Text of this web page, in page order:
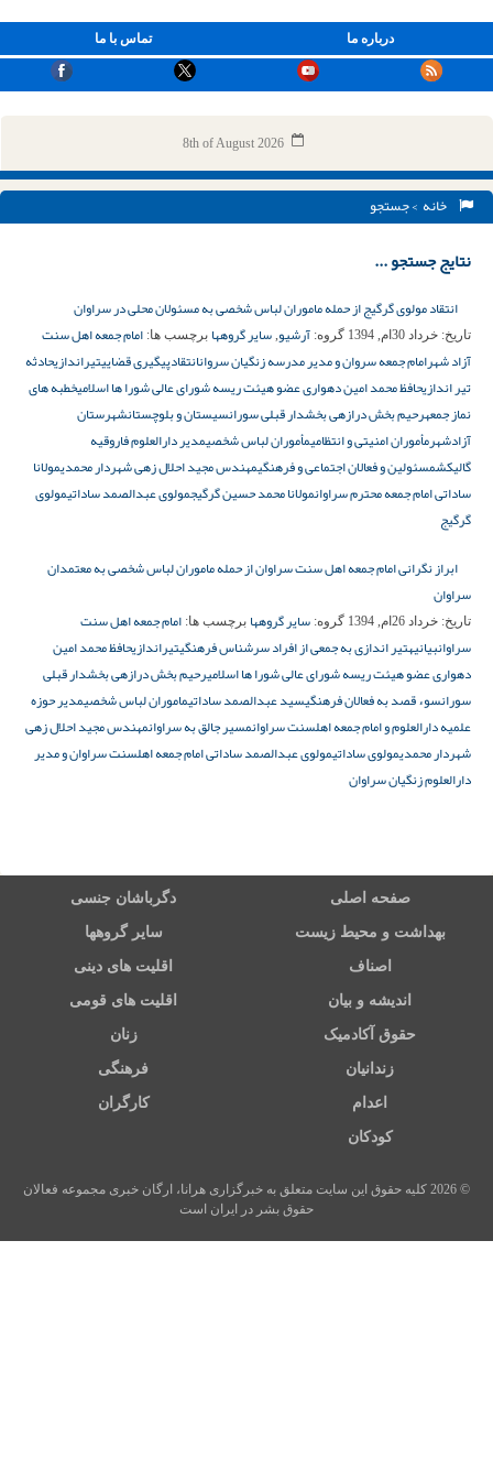
تماس با ما درباره ما
8th of August 2026
خانه > جستجو
نتایج جستجو ...
انتقاد مولوی گرگیج از حمله ماموران لباس شخصی به مسئولان محلی در سراوان
تاریخ: خرداد 30ام, 1394 گروه: آرشیو, سایر گروهها برچسب ها: امام جمعه اهل سنت
آزاد شهرامام جمعه سروان و مدیر مدرسه زنگیان سروانانتقادپیگیری قضاییتیراندازیحادثه
تیر اندازیحافظ محمد امین دهواری عضو هیئت ریسه شورای عالی شورا ها اسلامیخطبه های
نماز جمعهرحیم بخش درازهی بخشدار قبلی سورانسیستان و بلوچستانشهرستان
آزادشهرمأموران امنیتی و انتظامیمأموران لباس شخصیمدیر دارالعلوم فاروقیه
گالیکشمسئولین و فعالان اجتماعی و فرهنگیمهندس مجید احلال زهی شهردار محمدیمولانا
ساداتی امام جمعه محترم سراوانمولانا محمد حسین گرگیجمولوی عبدالصمد ساداتیمولوی
گرگیج
ابراز نگرانی امام جمعه اهل سنت سراوان از حمله ماموران لباس شخصی به معتمدان
سراوان
تاریخ: خرداد 26ام, 1394 گروه: سایر گروهها برچسب ها: امام جمعه اهل سنت
سراوانبیانیهتیر اندازی به جمعی از افراد سرشناس فرهنگیتیراندازیحافظ محمد امین
دهواری عضو هیئت ریسه شورای عالی شورا ها اسلامیرحیم بخش درازهی بخشدار قبلی
سورانسوء قصد به فعالان فرهنگیسید عبدالصمد ساداتیماموران لباس شخصیمدیر حوزه
علمیه دارالعلوم و امام جمعه اهلسنت سراوانمسیر جالق به سراوانمهندس مجید احلال زهی
شهردار محمدیمولوی ساداتیمولوی عبدالصمد ساداتی امام جمعه اهلسنت سراوان و مدیر
دارالعلوم زنگیان سراوان
صفحه اصلی دگرباشان جنسی
بهداشت و محیط زیست سایر گروهها
اصناف اقلیت های دینی
اندیشه و بیان اقلیت های قومی
حقوق آکادمیک زنان
زندانیان فرهنگی
اعدام کارگران
کودکان
© 2026 کلیه حقوق این سایت متعلق به خبرگزاری هرانا، ارگان خبری مجموعه فعالان
حقوق بشر در ایران است